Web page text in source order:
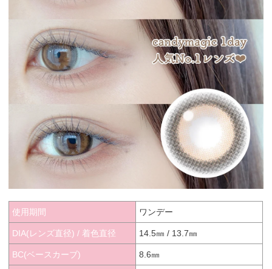
使用期間 ワンデー
DIA(レンズ直径) / 着色直径 14.5㎜ / 13.7㎜
BC(ベースカーブ) 8.6㎜